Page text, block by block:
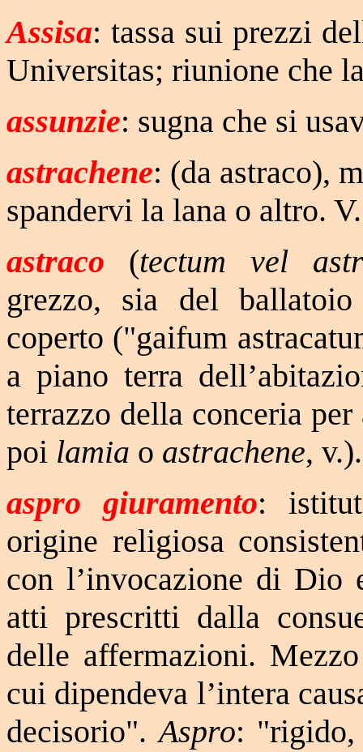
Assisa: tassa sui prezzi
Universitas; riunione che
assunzie: sugna che si
astrachene: (da astraco),
spandervi la lana o altro.
astraco (tectum vel
grezzo, sia del
coperto ("gaifum
a piano terra
terrazzo della conceria
poi lamia o astrachene, v.).
aspro giuramento:
origine religiosa
con l’invocazione di
atti prescritti dalla
delle affermazioni.
cui dipendeva l’intera
decisorio".Aspro: "rigido,